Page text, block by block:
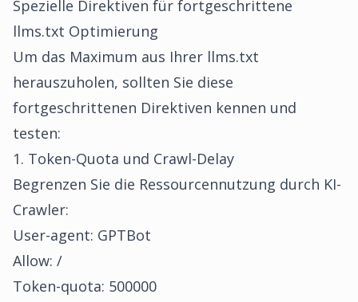
Spezielle Direktiven für fortgeschrittene
llms.txt Optimierung
Um das Maximum aus Ihrer llms.txt
herauszuholen, sollten Sie diese
fortgeschrittenen Direktiven kennen und
testen:
1. Token-Quota und Crawl-Delay
Begrenzen Sie die Ressourcennutzung durch KI-
Crawler:
User-agent: GPTBot
Allow: /
Token-quota: 500000